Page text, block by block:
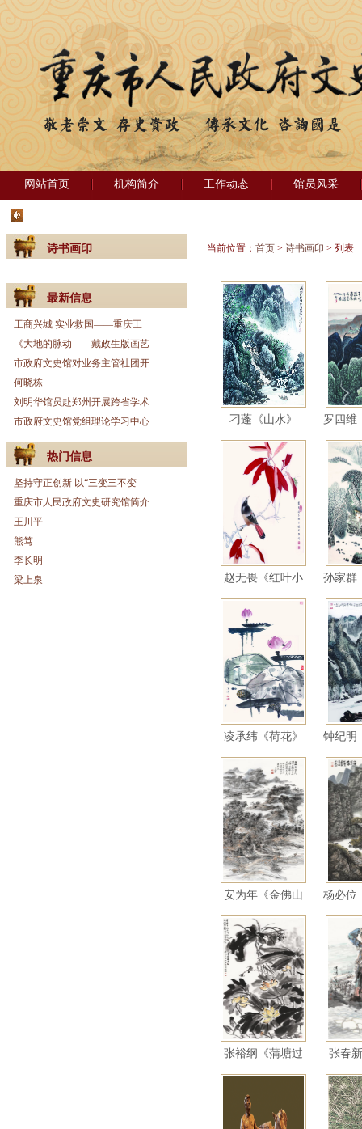
网站首页 机构简介 工作动态 馆员风采
诗书画印
最新信息
工商兴城 实业救国——重庆工
《大地的脉动——戴政生版画艺
市政府文史馆对业务主管社团开
何晓栋
刘明华馆员赴郑州开展跨省学术
市政府文史馆党组理论学习中心
热门信息
坚持守正创新 以“三变三不变
重庆市人民政府文史研究馆简介
王川平
熊笃
李长明
梁上泉
当前位置： 首页 > 诗书画印 > 列表
刁蓬《山水》
罗四维
赵无畏《红叶小
鸟》
孙家群
凌承纬《荷花》
钟纪明
安为年《金佛山
中》
杨必位
山
张裕纲《蒲塘过
风》
张春